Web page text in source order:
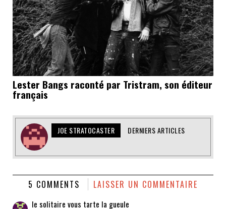
Lester Bangs raconté par Tristram, son éditeur
français
JOE STRATOCASTER DERNIERS ARTICLES
5 COMMENTS LAISSER UN COMMENTAIRE
le solitaire vous tarte la gueule